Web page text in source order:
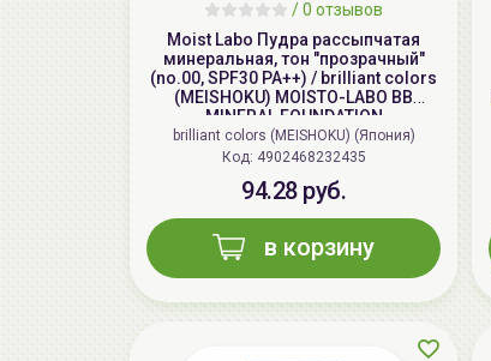
/0 отзывов
Moist Labo Пудра рассыпчатая
минеральная, тон "прозрачный"
(no.00, SPF30 PA++) / brilliant colors
(MEISHOKU) MOISTO-LABO BB
MINERAL FOUNDATION
brilliant colors (MEISHOKU) (Япония)
Код: 4902468232435
94.28 руб.
в корзину